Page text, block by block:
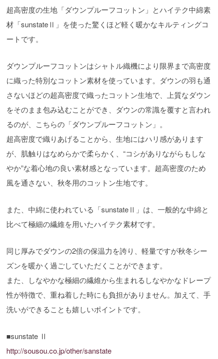
超高密度の生地「ダウンプルーフコットン」とハイテク中綿素
材「sunstateⅡ」を使った驚くほど軽く暖かなキルティングコ
ートです。
ダウンプルーフコットンはシャトル織機により限界まで高密度
に織った特別なコットン素材を使っています。ダウンの羽も通
さないほどの超高密度で織ったコットン生地で、上質なダウン
をそのまま包み込むことができ、ダウンの常識を覆すと言われ
るのが、こちらの「ダウンプルーフコットン」。
超高密度で織りあげることから、生地にはハリ感があります
が、肌触りはなめらかで柔らかく、“コシがありながらもしな
やか”な着心地の良い素材感となっています。超高密度のため
風を通さない、秋冬用のコットン生地です。
また、中綿に使われている「sunstateⅡ」は、一般的な中綿と
比べて極細の繊維を用いたハイテク素材です。
同じ厚みでダウンの2倍の保温力を誇り、軽量ですが秋冬シー
ズンを暖かく過ごしていただくことができます。
また、しなやかな極細の繊維から生まれるしなやかなドレープ
性が特徴で、重ね着した時にも負担がありません。加えて、手
洗いができることも嬉しいポイントです。
■sunstate Ⅱ
http://sousou.co.jp/other/sanstate